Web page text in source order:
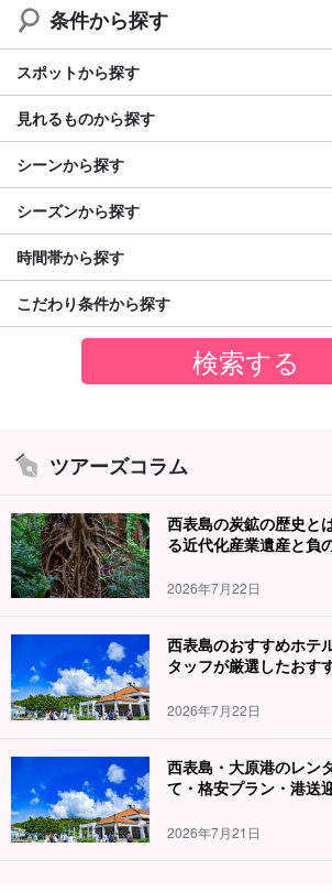
条件から探す
スポットから探す
見れるものから探す
シーンから探す
シーズンから探す
時間帯から探す
こだわり条件から探す
ツアーズコラム
西表島の炭鉱の歴史と
る近代化産業遺産と負
2026年7月22日
西表島のおすすめホテ
タッフが厳選したおす
2026年7月22日
西表島・大原港のレン
て・格安プラン・港送
2026年7月21日